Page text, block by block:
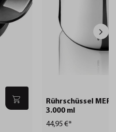
Rührschüssel
3.000 ml
44,95 €*